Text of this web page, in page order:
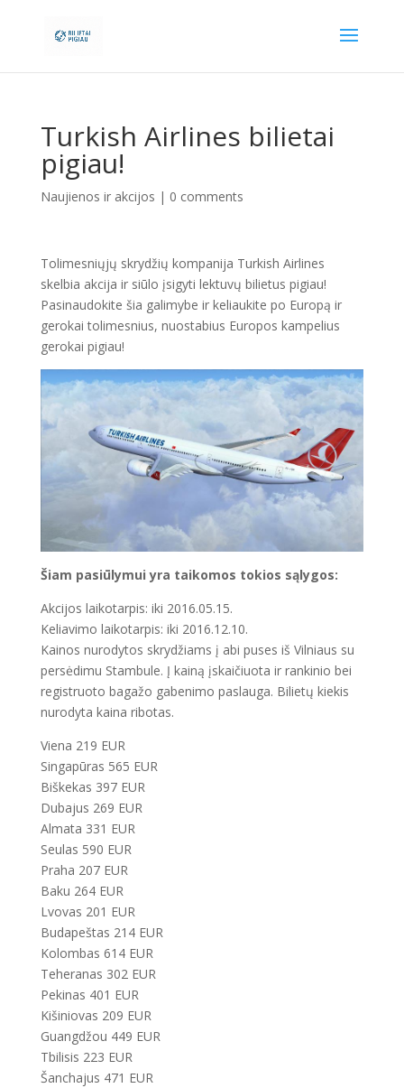
Turkish Airlines bilietai
pigiau!
Naujienos ir akcijos | 0 comments
Tolimesniųjų skrydžių kompanija Turkish Airlines
skelbia akcija ir siūlo įsigyti lektuvų bilietus pigiau!
Pasinaudokite šia galimybe ir keliaukite po Europą ir
gerokai tolimesnius, nuostabius Europos kampelius
gerokai pigiau!
Šiam pasiūlymui yra taikomos tokios sąlygos:
Akcijos laikotarpis: iki 2016.05.15.
Keliavimo laikotarpis: iki 2016.12.10.
Kainos nurodytos skrydžiams į abi puses iš Vilniaus su
persėdimu Stambule. Į kainą įskaičiuota ir rankinio bei
registruoto bagažo gabenimo paslauga. Bilietų kiekis
nurodyta kaina ribotas.
Viena 219 EUR
Singapūras 565 EUR
Biškekas 397 EUR
Dubajus 269 EUR
Almata 331 EUR
Seulas 590 EUR
Praha 207 EUR
Baku 264 EUR
Lvovas 201 EUR
Budapeštas 214 EUR
Kolombas 614 EUR
Teheranas 302 EUR
Pekinas 401 EUR
Kišiniovas 209 EUR
Guangdžou 449 EUR
Tbilisis 223 EUR
Šanchajus 471 EUR